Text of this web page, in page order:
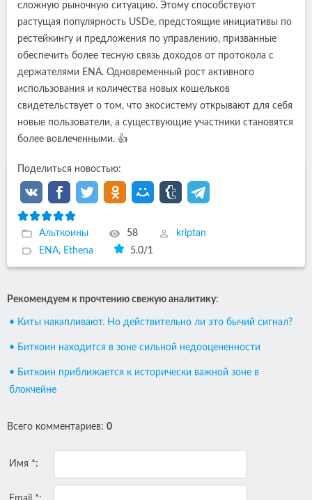
сложную рыночную ситуацию. Этому способствуют
растущая популярность USDe, предстоящие инициативы по
рестейкингу и предложения по управлению, призванные
обеспечить более тесную связь доходов от протокола с
держателями ENA. Одновременный рост активного
использования и количества новых кошельков
свидетельствует о том, что экосистему открывают для себя
новые пользователи, а существующие участники становятся
более вовлеченными. 👍
Поделиться новостью:
Альткоины 58
kriptan
ENA, Ethena 5.0/1
Рекомендуем к прочтению свежую аналитику:
• Киты накапливают. Но действительно ли это бычий сигнал?
• Биткоин находится в зоне сильной недооцененности
• Биткоин приближается к исторически важной зоне в
блокчейне
Всего комментариев: 0
Имя *: